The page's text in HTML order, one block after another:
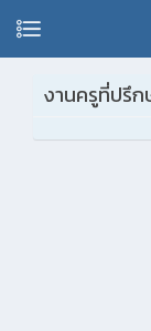
งานครูที่ปรึก